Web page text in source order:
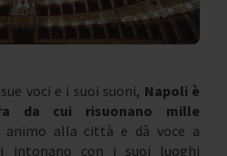
voci e i suoi suoni, Napoli è
da cui risuonano mille
animo alla città e dà voce a
intonano con i suoi luoghi